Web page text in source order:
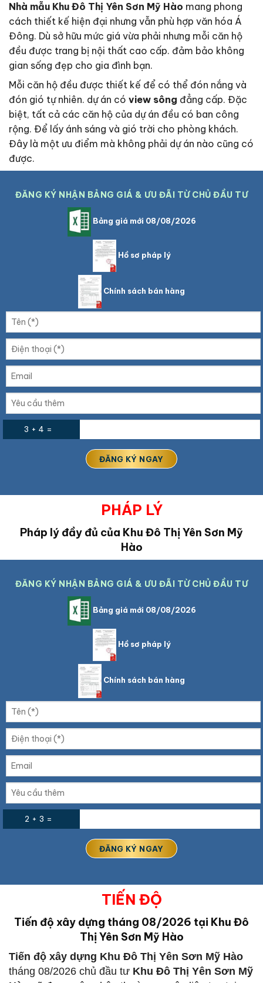
Nhà mẫu Khu Đô Thị Yên Sơn Mỹ Hào mang phong
cách thiết kế hiện đại nhưng vẫn phù hợp văn hóa Á
Đông. Dù sở hữu mức giá vừa phải nhưng mỗi căn hộ
đều được trang bị nội thất cao cấp. đảm bảo không
gian sống đẹp cho gia đình bạn.
Mỗi căn hộ đều được thiết kế để có thể đón nắng và
đón gió tự nhiên. dự án có view sông đẳng cấp. Đặc
biệt, tất cả các căn hộ của dự án đều có ban công
rộng. Để lấy ánh sáng và gió trời cho phòng khách.
Đây là một ưu điểm mà không phải dự án nào cũng có
được.
ĐĂNG KÝ NHẬN BẢNG GIÁ & ƯU ĐÃI TỪ CHỦ ĐẦU TƯ
Bảng giá mới 08/08/2026
Hồ sơ pháp lý
Chính sách bán hàng
3 + 4 =
PHÁP LÝ
Pháp lý đầy đủ của Khu Đô Thị Yên Sơn Mỹ
Hào
ĐĂNG KÝ NHẬN BẢNG GIÁ & ƯU ĐÃI TỪ CHỦ ĐẦU TƯ
Bảng giá mới 08/08/2026
Hồ sơ pháp lý
Chính sách bán hàng
2 + 3 =
TIẾN ĐỘ
Tiến độ xây dựng tháng 08/2026 tại Khu Đô
Thị Yên Sơn Mỹ Hào
Tiến độ xây dựng Khu Đô Thị Yên Sơn Mỹ Hào
tháng 08/2026 chủ đầu tư Khu Đô Thị Yên Sơn Mỹ